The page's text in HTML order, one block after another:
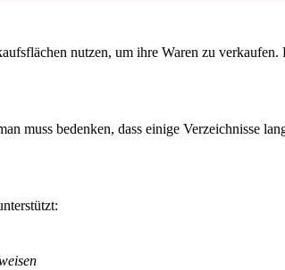
nutzen, um ihre Waren zu
muss bedenken, dass einige Verzeichnisse